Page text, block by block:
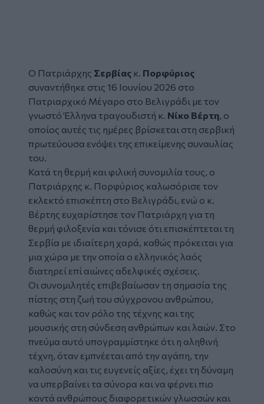
Ο Πατριάρχης Σερβίας κ. Πορφύριος
συναντήθηκε στις 16 Ιουνίου 2026 στο
Πατριαρχικό Μέγαρο στο Βελιγράδι με τον
γνωστό Έλληνα τραγουδιστή κ. Νίκο Βέρτη, ο
οποίος αυτές τις ημέρες βρίσκεται στη σερβική
πρωτεύουσα ενόψει της επικείμενης συναυλίας
του.
Κατά τη θερμή και φιλική συνομιλία τους, ο
Πατριάρχης κ. Πορφύριος καλωσόρισε τον
εκλεκτό επισκέπτη στο Βελιγράδι, ενώ ο κ.
Βέρτης ευχαρίστησε τον Πατριάρχη για τη
θερμή φιλοξενία και τόνισε ότι επισκέπτεται τη
Σερβία με ιδιαίτερη χαρά, καθώς πρόκειται για
μια χώρα με την οποία ο ελληνικός λαός
διατηρεί επί αιώνες αδελφικές σχέσεις.
Οι συνομιλητές επιβεβαίωσαν τη σημασία της
πίστης στη ζωή του σύγχρονου ανθρώπου,
καθώς και τον ρόλο της τέχνης και της
μουσικής στη σύνδεση ανθρώπων και λαών. Στο
πνεύμα αυτό υπογραμμίστηκε ότι η αληθινή
τέχνη, όταν εμπνέεται από την αγάπη, την
καλοσύνη και τις ευγενείς αξίες, έχει τη δύναμη
να υπερβαίνει τα σύνορα και να φέρνει πιο
κοντά ανθρώπους διαφορετικών γλωσσών και